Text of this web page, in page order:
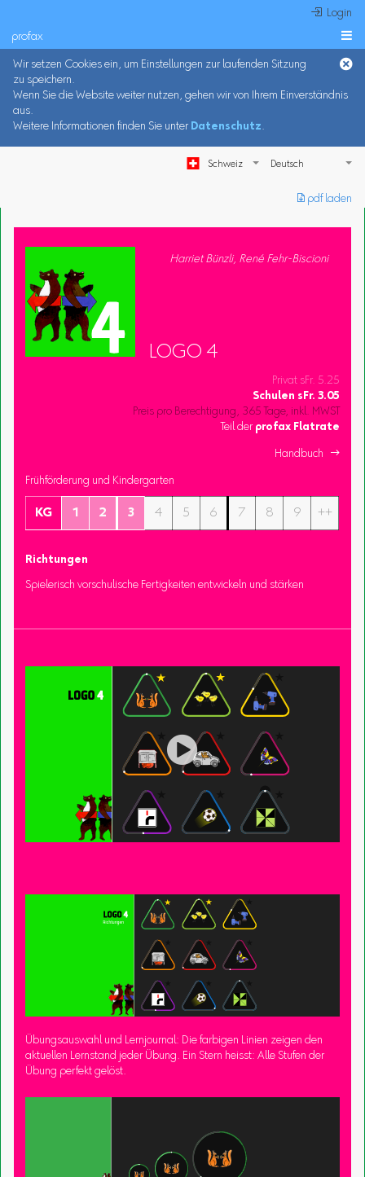
 Login
profax 
Wir setzen Cookies ein, um Einstellungen zur laufenden Sitzung
zu speichern.
Wenn Sie die Website weiter nutzen, gehen wir von Ihrem Einverständnis
aus.
Weitere Informationen finden Sie unter Datenschutz.
Schweiz
︎ pdf laden
Harriet Bünzli, René Fehr-Biscioni
LOGO 4
Privat sFr. 5.25
Schulen sFr. 3.05
Preis pro Berechtigung, 365 Tage, inkl. MWST
Teil der profax Flatrate
Handbuch 
Frühförderung und Kindergarten
KG 1 2 3 4 5 6 7 8 9 ++
Richtungen
Spielerisch vorschulische Fertigkeiten entwickeln und stärken

Übungsauswahl und Lernjournal: Die farbigen Linien zeigen den
aktuellen Lernstand jeder Übung. Ein Stern heisst: Alle Stufen der
Übung perfekt gelöst.